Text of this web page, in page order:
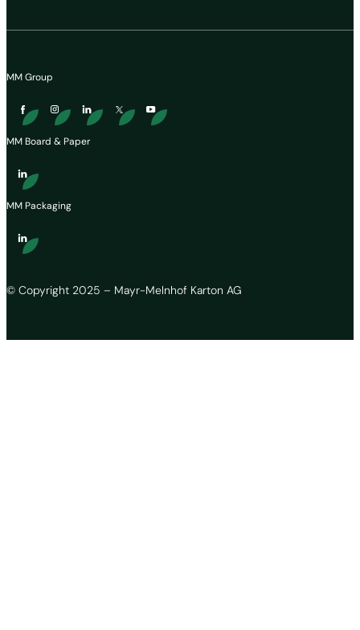
© Copyright 2025 – Mayr-Melnhof Karton AG
MM Group
MM Board & Paper
MM Packaging